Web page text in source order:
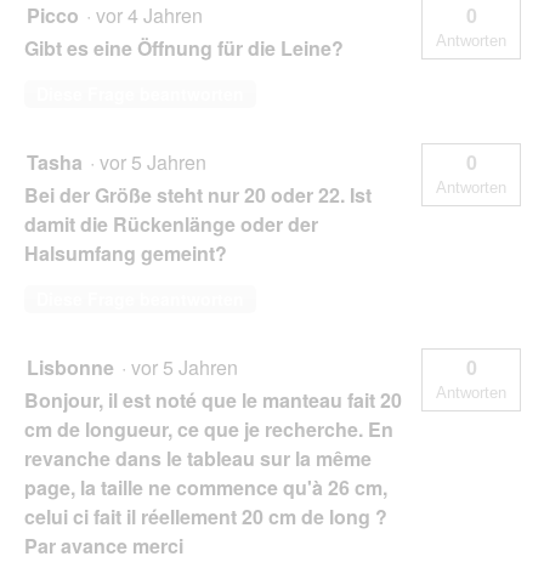
Picco · vor 4 Jahren
Gibt es eine Öffnung für die Leine?
0
Antworten
Tasha · vor 5 Jahren
Bei der Größe steht nur 20 oder 22. Ist
damit die Rückenlänge oder der
Halsumfang gemeint?
0
Antworten
Lisbonne · vor 5 Jahren
Bonjour, il est noté que le manteau fait 20
cm de longueur, ce que je recherche. En
revanche dans le tableau sur la même
page, la taille ne commence qu'à 26 cm,
celui ci fait il réellement 20 cm de long ?
Par avance merci
0
Antworten